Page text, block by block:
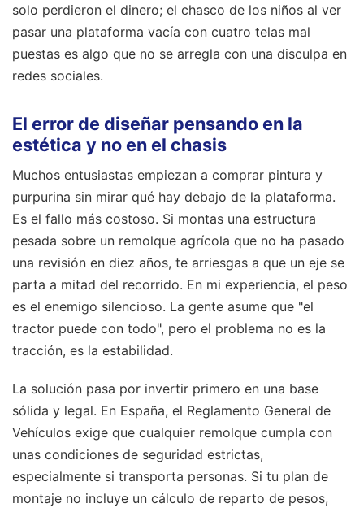
solo perdieron el dinero; el chasco de los niños al ver
pasar una plataforma vacía con cuatro telas mal
puestas es algo que no se arregla con una disculpa en
redes sociales.
El error de diseñar pensando en la
estética y no en el chasis
Muchos entusiastas empiezan a comprar pintura y
purpurina sin mirar qué hay debajo de la plataforma.
Es el fallo más costoso. Si montas una estructura
pesada sobre un remolque agrícola que no ha pasado
una revisión en diez años, te arriesgas a que un eje se
parta a mitad del recorrido. En mi experiencia, el peso
es el enemigo silencioso. La gente asume que "el
tractor puede con todo", pero el problema no es la
tracción, es la estabilidad.
La solución pasa por invertir primero en una base
sólida y legal. En España, el Reglamento General de
Vehículos exige que cualquier remolque cumpla con
unas condiciones de seguridad estrictas,
especialmente si transporta personas. Si tu plan de
montaje no incluye un cálculo de reparto de pesos,